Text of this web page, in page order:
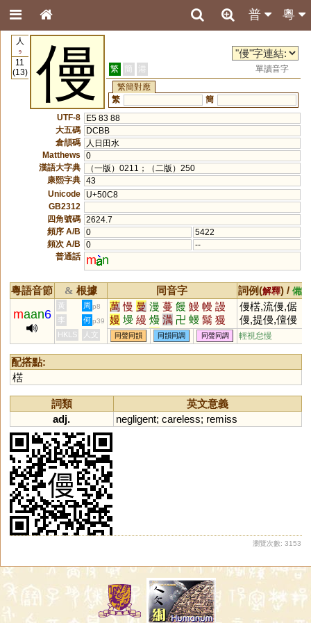
粵
普
人
9
11
(13)
僈 繁 簡 港
單讀音字
繁簡對應
繁
簡
UTF-8
E5 83 88
大五碼
DCBB
倉頡碼
人日田水
Matthews
0
漢語大字典
（一版）0211；（二版）250
康熙字典 43
Unicode
U+50C8
GB2312
四角號碼 2624.7
頻序 A/B
0
5422
頻次 A/B
0
--
普通話
m n
粵語音節 & 根據 同音字 詞例(解釋) / 備註
maan6
黃 周 p8 萬 慢 曼 漫 蔓 饅 鰻 幔 謾
嫚 墁 縵 熳 澫 卍 蟃 鬗 獌
槾 鄤 脕 万 鏝
僈楛,流僈,倨
僈,提僈,儃僈
李 何 p39
HKLS 人文 同聲同韻 同韻同調 同聲同調 輕視怠慢
配搭點:
楛
詞類
英文意義
adj.
negligent; careless; remiss
瀏覽次數: 3153